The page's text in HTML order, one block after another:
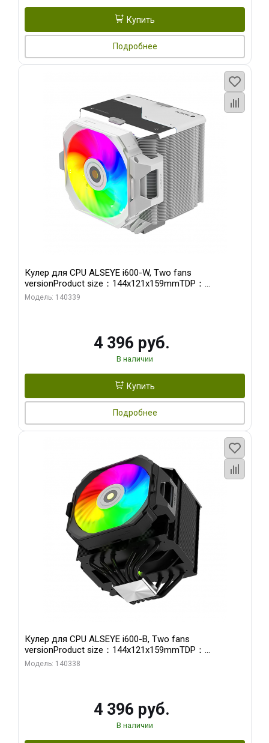
Купить
Подробнее
Кулер для CPU ALSEYE i600-W, Two fans
versionProduct size：144x121x159mmTDP：
270WSoldering technology CD textureApplication:Intel：
Модель: 140339
4 396 руб.
В наличии
Купить
Подробнее
Кулер для CPU ALSEYE i600-B, Two fans
versionProduct size：144x121x159mmTDP：
270WSoldering technology CD textureApplication:Intel：
Модель: 140338
4 396 руб.
В наличии